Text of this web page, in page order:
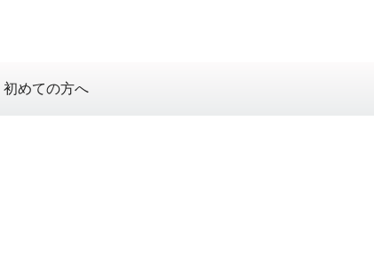
初めての方へ